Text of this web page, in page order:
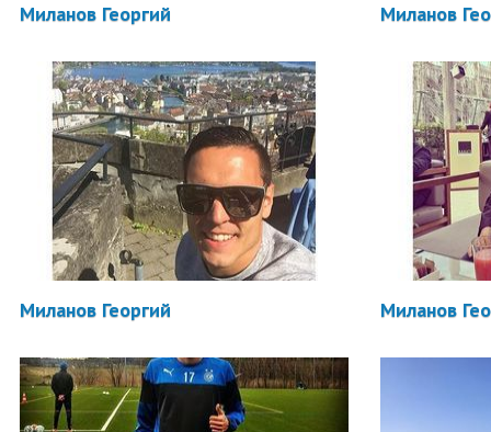
Миланов Георгий Миланов
Миланов Георгий Миланов